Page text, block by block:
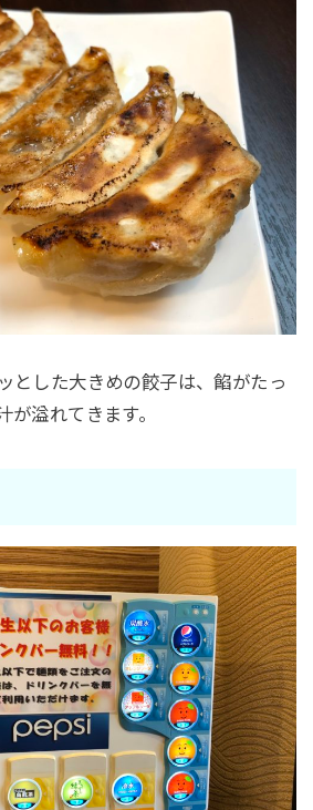
とした大きめの餃子は、餡がたっ
が溢れてきます。